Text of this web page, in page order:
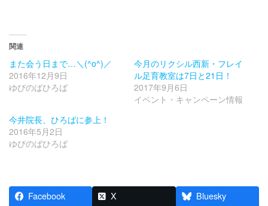
関連
また会う日まで…＼(^o^)／
2016年12月9日
ゆびのばひろば
今月のリクシル西新・フレイ
ル足育教室は7日と21日！
2017年9月6日
イベント・キャンペーン情報
今井院長、ひろばに参上！
2016年5月2日
ゆびのばひろば
Facebook X
Bluesky